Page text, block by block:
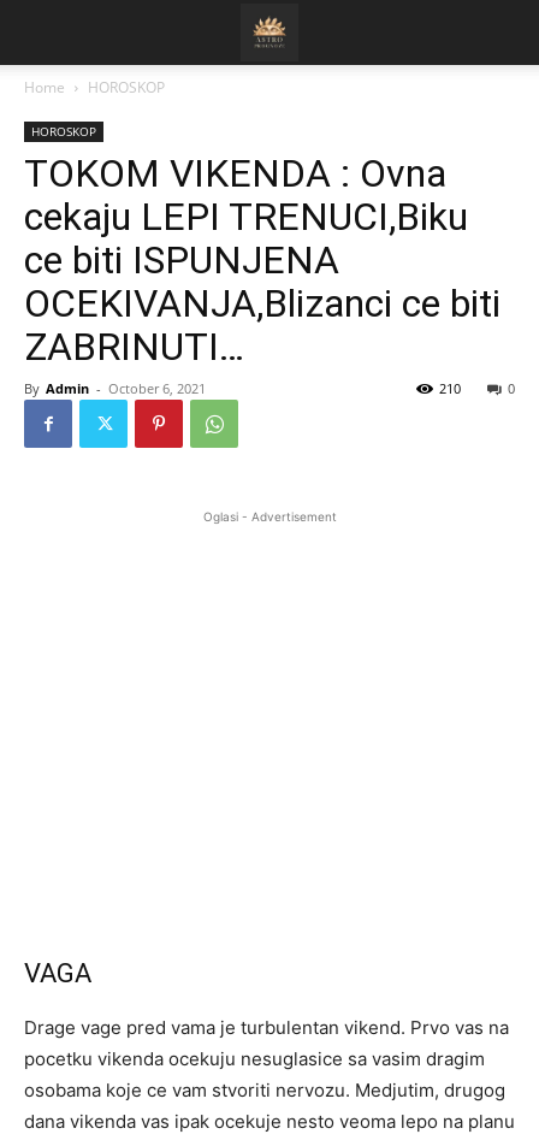
Home HOROSKOP
HOROSKOP
TOKOM VIKENDA : Ovna
cekaju LEPI TRENUCI,Biku
ce biti ISPUNJENA
OCEKIVANJA,Blizanci ce biti
ZABRINUTI…
By Admin - October 6, 2021 0
210
Oglasi - Advertisement
VAGA
Drage vage pred vama je turbulentan vikend. Prvo vas na
pocetku vikenda ocekuju nesuglasice sa vasim dragim
osobama koje ce vam stvoriti nervozu. Medjutim, drugog
dana vikenda vas ipak ocekuje nesto veoma lepo na planu